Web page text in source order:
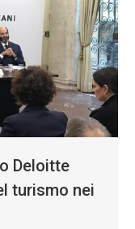
Deloitte
turismo nei